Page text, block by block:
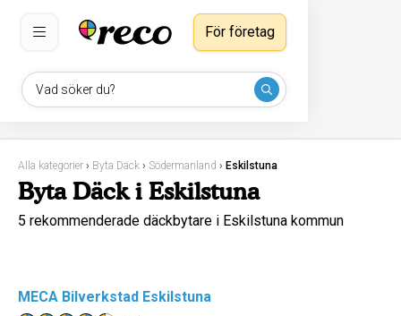
Vad söker du?
För företag
Alla kategorier › Byta Däck › Södermanland › Eskilstuna
Byta Däck i Eskilstuna
5 rekommenderade däckbytare i Eskilstuna kommun
MECA Bilverkstad Eskilstuna